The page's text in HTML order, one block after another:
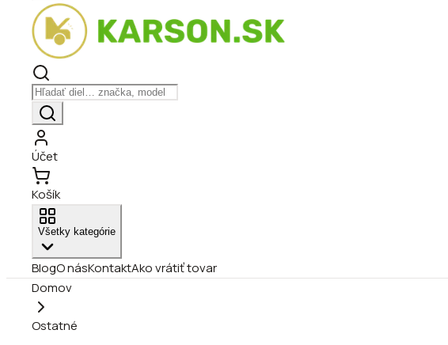
Účet
Košík
Všetky kategórie
BlogO násKontaktAko vrátiť tovar
Domov
Ostatné